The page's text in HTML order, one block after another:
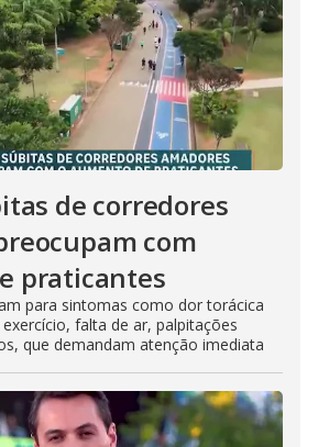
de corredores
com
praticantes
para sintomas como dor torácica
falta de ar, palpitações
que demandam atenção imediata